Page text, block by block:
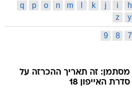
h
i
j
k
m
n
o
p
q
y
z
7
8
9
מסתמן: זה תאריך ההכרזה על
סדרת האייפון 18